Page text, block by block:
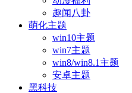
趣闻八卦
萌化主题
win10主题
win7主题
win8/win8.1主题
安卓主题
黑科技